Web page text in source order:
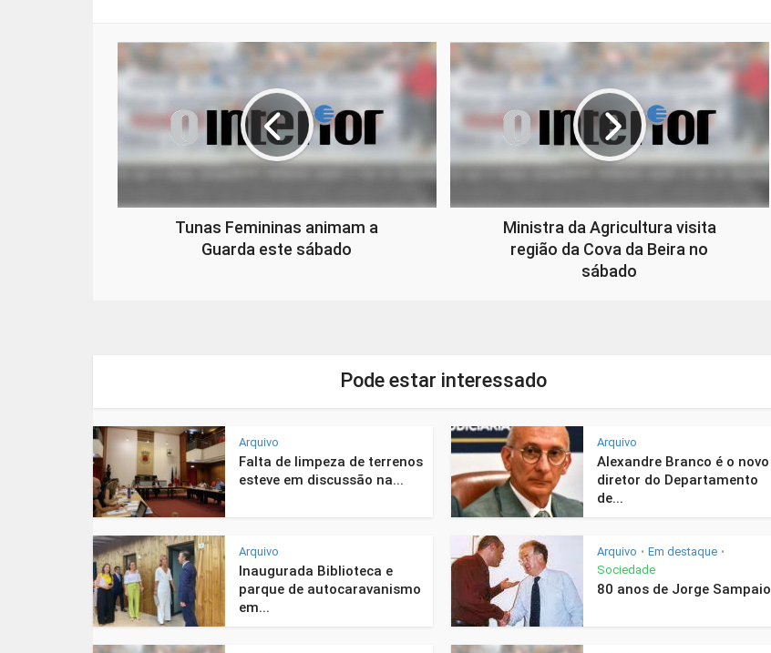
Tunas Femininas animam a
Guarda este sábado
Ministra da Agricultura visita
região da Cova da Beira no
sábado
Pode estar interessado
Arquivo
Falta de limpeza de terrenos
esteve em discussão na...
Arquivo
Alexandre Branco é o novo
diretor do Departamento
de...
Arquivo
Inaugurada Biblioteca e
parque de autocaravanismo
em...
Arquivo • Em destaque •
Sociedade
80 anos de Jorge Sampaio